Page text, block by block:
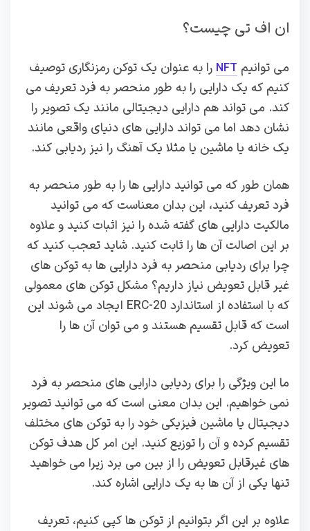
ان اف تی چیست؟
می‌ توانیم NFT را به‌ عنوان یک توکن رمزنگاری توصیف
کنیم که یک دارایی را به‌ طور منحصر به‌ فرد تعریف می‌
کند. می‌ تواند هم دارایی دیجیتالی مانند یک تصویر را
نشان دهد اما می‌ تواند دارایی‌ های دنیای واقعی مانند
یک خانه یا ماشین یا مثلا یک آهنگ را نیز ردیابی کند.
همان طور که می‌ توانید دارایی‌ ها را به‌ طور منحصر به‌
فرد تعریف کنید، این بدان معناست که می‌ توانید
مالکیت دارایی‌ های گفته شده را نیز اثبات کنید و علاوه
بر این اصالت آن ها را ثابت کنید. شاید تعجب کنید که
چرا برای ردیابی منحصر به فرد دارایی ها به توکن های
غیر قابل تعویض نیاز داریم؟ مشکل توکن های معمولی
که با استفاده از استاندارد ERC-20 ایجاد می شوند این
است که قابل تقسیم هستند و می توان آن ها را
تعویض کرد.
ما این ویژگی را برای ردیابی دارایی های منحصر به فرد
نمی خواهیم. این بدان معنی است که می توانید تصویر
دیجیتال یا ماشین فیزیکی خود را به توکن های مختلف
تقسیم کرده و آن را توزیع کنید. این امر کل هدف توکن‌
های غیرقابل تعویض را از بین می‌ برد زیرا می‌ خواهید
تنها یکی از آن ها به یک دارایی اشاره کند.
علاوه بر این اگر بتوانیم از توکن ها کپی کنیم، تعریف